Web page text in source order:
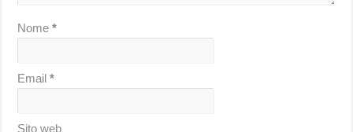
Nome*
Email*
Sito web